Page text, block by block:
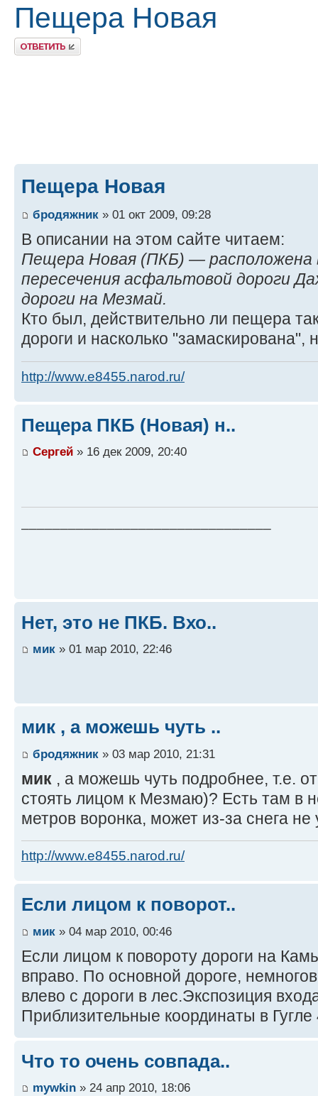
Пещера Новая
Ответить
Пещера Новая
бродяжник » 01 окт 2009, 09:28
В описании на этом сайте читаем:
Пещера Новая (ПКБ) —
пересечения асфальтовой дороги
дороги на Мезмай.
Кто был, действительно ли пещера
дороги и насколько "замаскирована",
http://www.e8455.narod.ru/
Пещера ПКБ (Новая) н..
Сергей » 16 дек 2009, 20:40
Нет, это не ПКБ. Вхо..
мик » 01 мар 2010, 22:46
мик , а можешь чуть ..
бродяжник » 03 мар 2010, 21:31
мик , а можешь чуть подробнее, т.е.
стоять лицом к Мезмаю)? Есть там в
метров воронка, может из-за снега не
http://www.e8455.narod.ru/
Если лицом к поворот..
мик » 04 мар 2010, 00:46
Если лицом к повороту дороги на
вправо. По основной дороге,
влево с дороги в лес.Экспозиция
Приблизительные координаты в
Что то очень совпада..
mywkin » 24 апр 2010, 18:06